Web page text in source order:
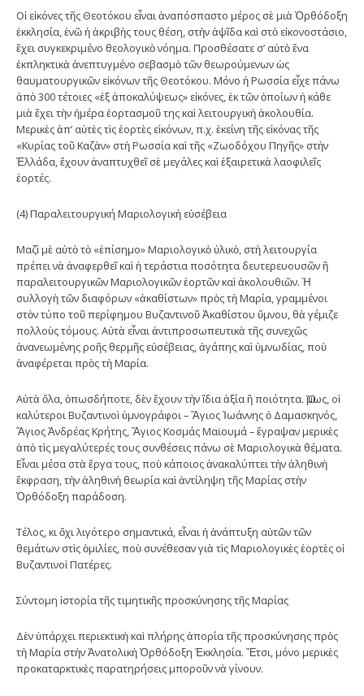
Οἱ εἰκόνες τῆς Θεοτόκου εἶναι ἀναπόσπαστο μέρος σὲ μιὰ Ὀρθόδοξη
ἐκκλησία, ἐνῶ ἡ ἀκριβὴς τους θέση, στὴν ἁψῖδα καὶ στὸ εἰκονοστάσιο,
ἔχει συγκεκριμένο θεολογικὸ νόημα. Προσθέσατε σ’ αὐτὸ ἕνα
ἐκπληκτικὰ ἀνεπτυγμένο σεβασμὸ τῶν θεωρούμενων ὡς
θαυματουργικῶν εἰκόνων τῆς Θεοτόκου. Μόνο ἡ Ρωσσία εἶχε πάνω
ἀπὸ 300 τέτοιες «ἐξ ἀποκαλύψεως» εἰκόνες, ἐκ τῶν ὁποίων ἡ κάθε
μιὰ ἔχει τὴν ἡμέρα ἑορτασμοῦ της καὶ λειτουργικὴ ἀκολουθία.
Μερικὲς ἀπ’ αὐτὲς τὶς ἑορτὲς εἰκόνων, π.χ. ἐκείνη τῆς εἰκόνας τῆς
«Κυρίας τοῦ Καζὰν» στὴ Ρωσσία καὶ τῆς «Ζωοδόχου Πηγῆς» στὴν
Ἑλλάδα, ἔχουν ἀναπτυχθεῖ σὲ μεγάλες καὶ ἐξαιρετικὰ λαοφιλεῖς
ἑορτές.
(4) Παραλειτουργική Μαριολογικὴ εὐσέβεια
Μαζὶ μὲ αὐτὸ τὸ «ἐπίσημο» Μαριολογικὸ ὑλικὸ, στὴ λειτουργία
πρέπει νὰ ἀναφερθεῖ καὶ ἡ τεράστια ποσότητα δευτερευουσῶν ἢ
παραλειτουργικῶν Μαριολογικῶν ἑορτῶν καὶ ἀκολουθιῶν. Ἡ
συλλογὴ τῶν διαφόρων «ἀκαθίστων» πρὸς τὴ Μαρία, γραμμένοι
στὸν τύπο τοῦ περίφημου Βυζαντινοῦ Ἀκαθίστου ὕμνου, θὰ γέμιζε
πολλοὺς τόμους. Αὐτὰ εἶναι ἀντιπροσωπευτικὰ τῆς συνεχῶς
ἀνανεωμένης ροῆς θερμῆς εὐσέβειας, ἀγάπης καὶ ὑμνωδίας, ποὺ
ἀναφέρεται πρὸς τὴ Μαρία.
Αὐτὰ ὅλα, ὁπωσδήποτε, δὲν ἔχουν τὴν ἴδια ἀξία ἢ ποιότητα. Ὅμως, οἱ
καλύτεροι Βυζαντινοὶ ὑμνογράφοι – Ἅγιος Ἰωάννης ὁ Δαμασκηνός,
Ἅγιος Ἀνδρέας Κρήτης, Ἅγιος Κοσμάς Μαϊουμά – ἔγραψαν μερικὲς
ἀπὸ τὶς μεγαλύτερές τους συνθέσεις πάνω σὲ Μαριολογικὰ θέματα.
Εἶναι μέσα στὰ ἔργα τους, ποὺ κάποιος ἀνακαλύπτει τὴν ἀληθινὴ
ἔκφραση, τὴν ἀληθινὴ θεωρία καὶ ἀντίληψη τῆς Μαρίας στὴν
Ὀρθόδοξη παράδοση.
Τέλος, κι ὄχι λιγότερο σημαντικά, εἶναι ἡ ἀνάπτυξη αὐτῶν τῶν
θεμάτων στὶς ὁμιλίες, ποὺ συνέθεσαν γιὰ τὶς Μαριολογικὲς ἑορτὲς οἱ
Βυζαντινοὶ Πατέρες.
Σύντομη ἱστορία τῆς τιμητικῆς προσκύνησης τῆς Μαρίας
Δὲν ὑπάρχει περιεκτικὴ καὶ πλήρης ἀπορία τῆς προσκύνησης πρὸς
τὴ Μαρία στὴν Ἀνατολικὴ Ὀρθόδοξη Ἐκκλησία. Ἔτσι, μόνο μερικὲς
προκαταρκτικὲς παρατηρήσεις μποροῦν νὰ γίνουν.